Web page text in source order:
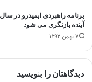
برنامه راهبردی ایمیدرو در سال
آینده بازنگری می شود
۷ بهمن ۱۳۹۲
دیدگاهتان را بنویسید